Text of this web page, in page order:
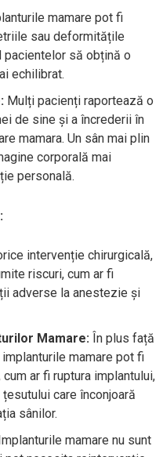
mamare pot fi
sau deformitățile
pacientelor să obțină o
echilibrat.
Mulți pacienți raportează o
de sine și a încrederii în
mamara. Un sân mai plin
corporală mai
personală.
intervenție chirurgicală,
riscuri, cum ar fi
adverse la anestezie și
Mamare: În plus față
mamare pot fi
ar fi ruptura implantului,
care înconjoară
sânilor.
mamare nu sunt